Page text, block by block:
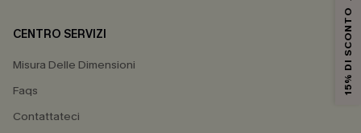
CENTRO SERVIZI
Misura Delle Dimensioni
Faqs
Contattateci
15% DI SCONTO